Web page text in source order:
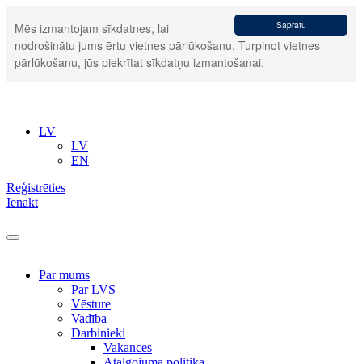
Sapratu
Mēs izmantojam sīkdatnes, lai
nodrošinātu jums ērtu vietnes pārlūkošanu. Turpinot vietnes
pārlūkošanu, jūs piekrītat sīkdatņu izmantošanai.
LV
LV
EN
Reģistrēties
Ienākt
Par mums
Par LVS
Vēsture
Vadība
Darbinieki
Vakances